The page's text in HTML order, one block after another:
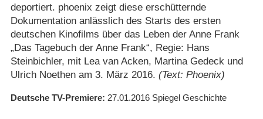
deportiert. phoenix zeigt diese erschütternde
Dokumentation anlässlich des Starts des ersten
deutschen Kinofilms über das Leben der Anne Frank
„Das Tagebuch der Anne Frank“, Regie: Hans
Steinbichler, mit Lea van Acken, Martina Gedeck und
Ulrich Noethen am 3. März 2016. (Text: Phoenix)
Deutsche TV-Premiere 27.01.2016 Spiegel Geschichte